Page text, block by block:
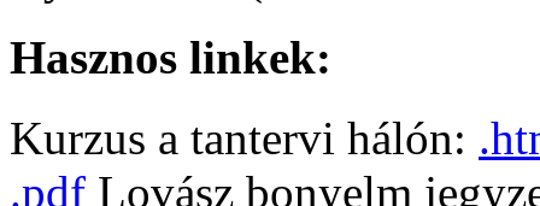
Hasznos linkek:
Kurzus a tantervi hálón:
.pdf Lovász bonyelm